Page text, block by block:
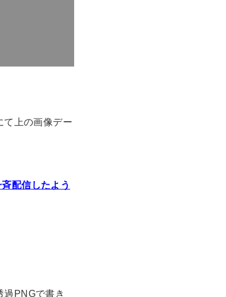
て上の画像デー
配信したよう
過PNGで書き